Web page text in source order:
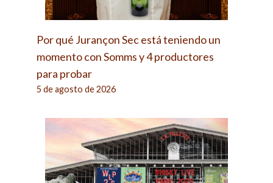
Por qué Jurançon Sec está teniendo un
momento con Somms y 4 productores
para probar
5 de agosto de 2026